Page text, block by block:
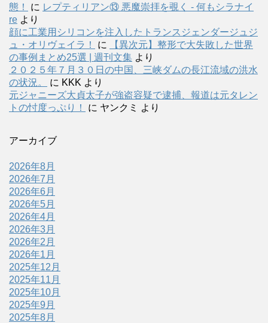
態！
に レプティリアン⑬ 悪魔崇拝を覗く - 何もシラナイ
re より
顔に工業用シリコンを注入したトランスジェンダージュジ
ュ・オリヴェイラ！
に
【異次元】整形で大失敗した世界
の事例まとめ25選 | 週刊文集 より
２０２５年７月３０日の中国、三峡ダムの長江流域の洪水
の状況。
に KKK より
元ジャニーズ大貞太子が強盗容疑で逮捕、報道は元タレン
トの忖度っぷり！
に ヤンクミ より
アーカイブ
2026年8月
2026年7月
2026年6月
2026年5月
2026年4月
2026年3月
2026年2月
2026年1月
2025年12月
2025年11月
2025年10月
2025年9月
2025年8月